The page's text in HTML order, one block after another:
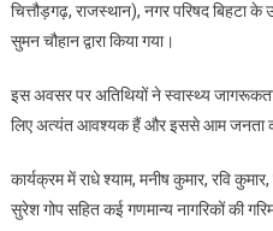
चित्तौड़गढ़, राजस्थान), नगर परिषद बिहटा के
सुमन चौहान द्वारा किया गया।
इस अवसर पर अतिथियों ने स्वास्थ्य
लिए अत्यंत आवश्यक हैं और इससे आम जनता को
कार्यक्रम में राधे श्याम, मनीष कुमार, रवि
सुरेश गोप सहित कई गणमान्य नागरिकों की